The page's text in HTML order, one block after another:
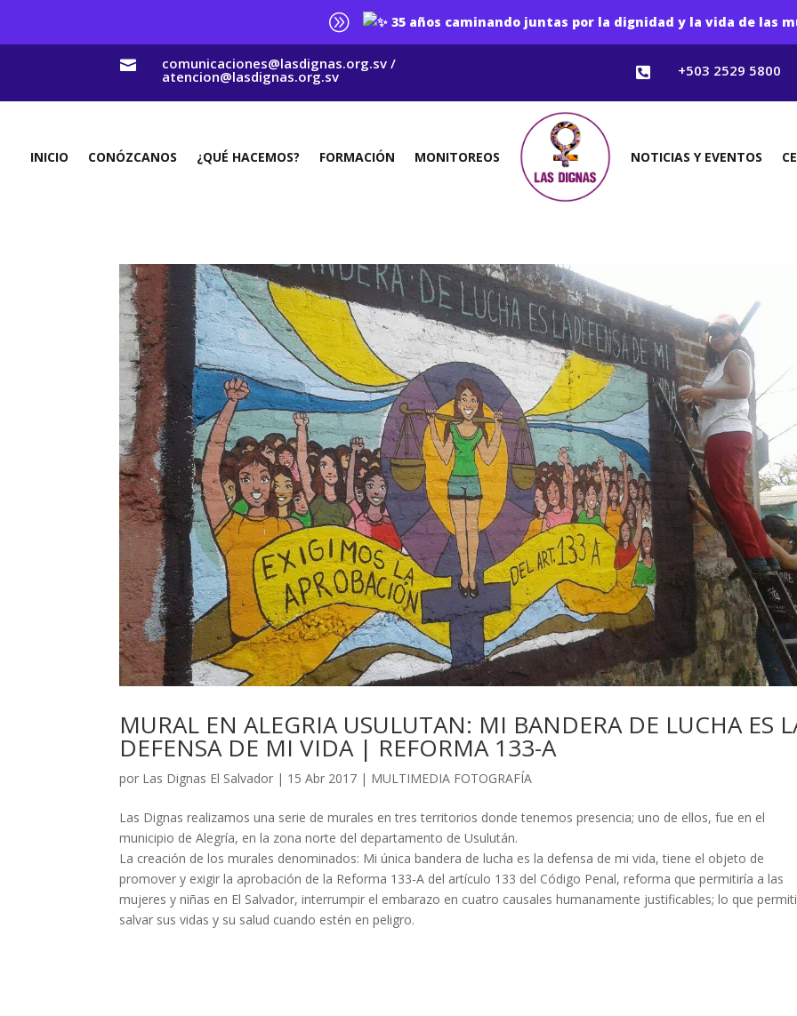
A 35 años caminando juntas por la dignidad y la vida de las
 comunicaciones@lasdignas.org.sv /
atencion@lasdignas.org.sv  +503 2529 5800
INICIO CONÓZCANOS ¿QUÉ HACEMOS? FORMACIÓN MONITOREOS NOTICIAS Y EVENTOS
MURAL EN ALEGRIA USULUTAN: MI BANDERA DE LUCHA ES
DEFENSA DE MI VIDA | REFORMA 133-A
por Las Dignas El Salvador | 15 Abr 2017 | MULTIMEDIA FOTOGRAFÍA
Las Dignas realizamos una serie de murales en tres territorios donde tenemos presencia; uno de ellos, fue en el
municipio de Alegría, en la zona norte del departamento de Usulután.
La creación de los murales denominados: Mi única bandera de lucha es la defensa de mi vida, tiene el objeto de
promover y exigir la aprobación de la Reforma 133-A del artículo 133 del Código Penal, reforma que permitiría a las
mujeres y niñas en El Salvador, interrumpir el embarazo en cuatro causales humanamente justificables; lo que
salvar sus vidas y su salud cuando estén en peligro.